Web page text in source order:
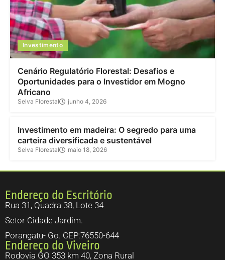
Investimento
Cenário Regulatório Florestal: Desafios e
Oportunidades para o Investidor em Mogno
Africano
Selva Florestal junho 4, 2026
Investimento
Investimento em madeira: O segredo para uma
carteira diversificada e sustentável
Selva Florestal maio 18, 2026
Endereço do Escritório
Rua 31, Quadra 38, Lote 34
Setor Cidade Jardim.
Porangatu- Go. CEP:76550-644
Endereço do Viveiro
Rodovia GO 353 km 40, Zona Rural